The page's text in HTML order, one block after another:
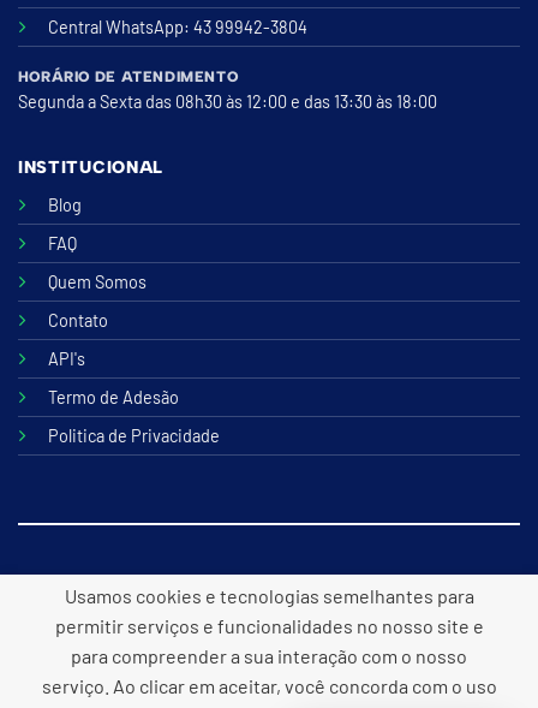
Central WhatsApp: 43 99942-3804
HORÁRIO DE ATENDIMENTO
Segunda a Sexta das 08h30 às 12:00 e das 13:30 às 18:00
INSTITUCIONAL
Blog
FAQ
Quem Somos
Contato
API's
Termo de Adesão
Politica de Privacidade
© 2026 B2lite Tecnologia Online
Desenvolvido porPanacea
Usamos cookies e tecnologias semelhantes para
permitir serviços e funcionalidades no nosso site e
para compreender a sua interação com o nosso
serviço. Ao clicar em aceitar, você concorda com o uso